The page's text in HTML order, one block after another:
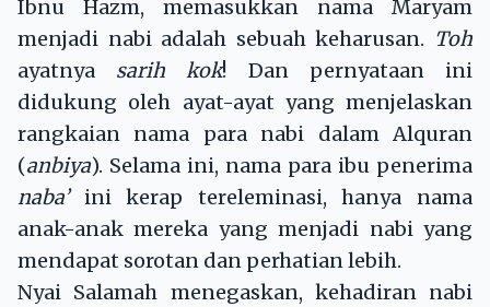
Ibnu Hazm, memasukkan nama Maryam
menjadi nabi adalah sebuah keharusan. Toh
ayatnya sarih kok! Dan pernyataan ini
didukung oleh ayat-ayat yang menjelaskan
rangkaian nama para nabi dalam Alquran
(anbiya). Selama ini, nama para ibu penerima
naba’ ini kerap tereleminasi, hanya nama
anak-anak mereka yang menjadi nabi yang
mendapat sorotan dan perhatian lebih.
Nyai Salamah menegaskan, kehadiran nabi